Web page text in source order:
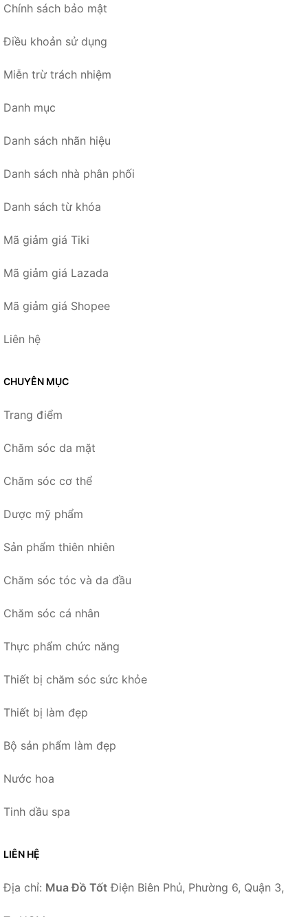
Chính sách bảo mật
Điều khoản sử dụng
Miễn trừ trách nhiệm
Danh mục
Danh sách nhãn hiệu
Danh sách nhà phân phối
Danh sách từ khóa
Mã giảm giá Tiki
Mã giảm giá Lazada
Mã giảm giá Shopee
Liên hệ
CHUYÊN MỤC
Trang điểm
Chăm sóc da mặt
Chăm sóc cơ thể
Dược mỹ phẩm
Sản phẩm thiên nhiên
Chăm sóc tóc và da đầu
Chăm sóc cá nhân
Thực phẩm chức năng
Thiết bị chăm sóc sức khỏe
Thiết bị làm đẹp
Bộ sản phẩm làm đẹp
Nước hoa
Tinh dầu spa
LIÊN HỆ
Địa chỉ: Mua Đồ Tốt Điện Biên Phủ, Phường 6, Quận 3,